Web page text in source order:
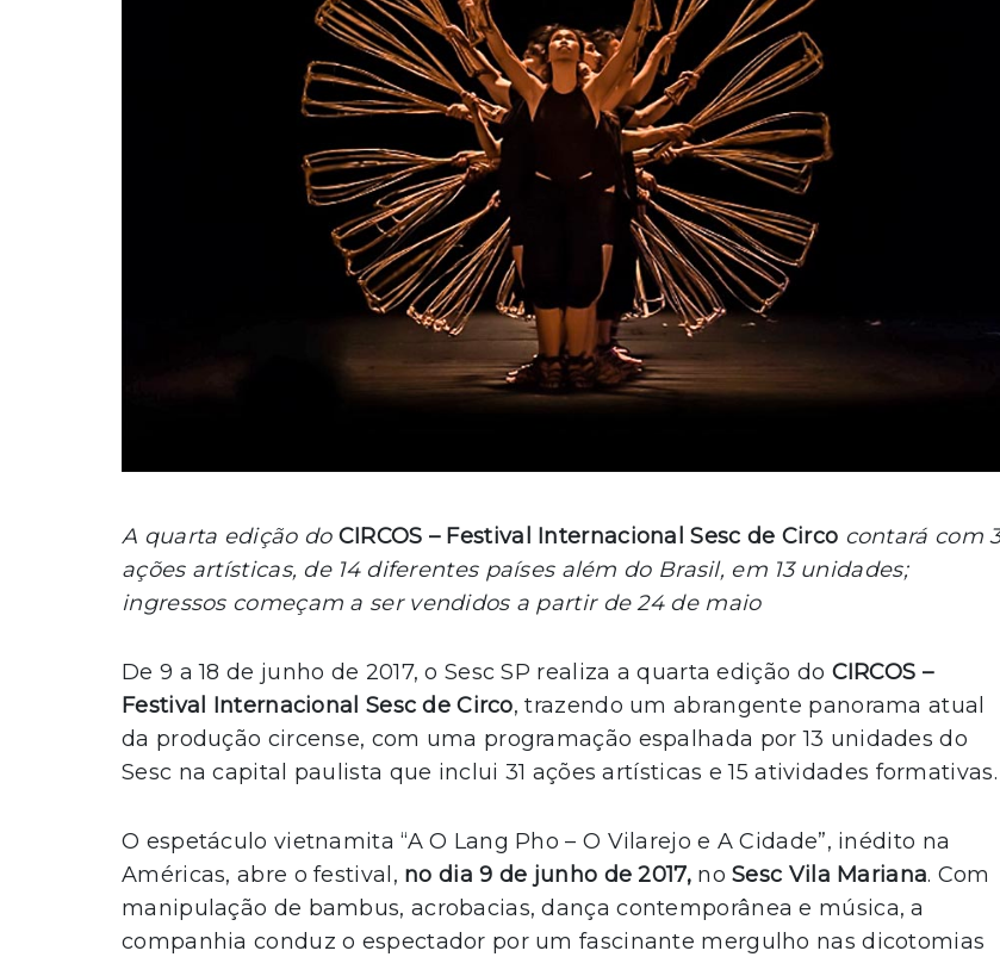
A quarta edição do CIRCOS – Festival Internacional Sesc de Circo contará com
ações artísticas, de 14 diferentes países além do Brasil, em 13 unidades;
ingressos começam a ser vendidos a partir de 24 de maio
De 9 a 18 de junho de 2017, o Sesc SP realiza a quarta edição do CIRCOS –
Festival Internacional Sesc de Circo, trazendo um abrangente panorama atual
da produção circense, com uma programação espalhada por 13 unidades do
Sesc na capital paulista que inclui 31 ações artísticas e 15 atividades formativas.
O espetáculo vietnamita “A O Lang Pho – O Vilarejo e A Cidade”, inédito na
Américas, abre o festival, no dia 9 de junho de 2017, noSesc Vila Mariana. Com
manipulação de bambus, acrobacias, dança contemporânea e música, a
companhia conduz o espectador por um fascinante mergulho nas dicotomias